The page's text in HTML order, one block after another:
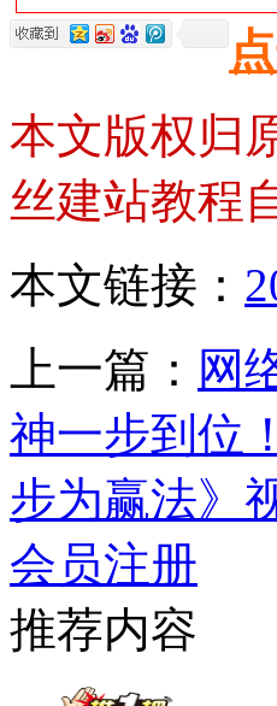
本文版权归
丝建站教程
本文链接：
上一篇： 网
神一步到位！
步为赢法》
会员注册
推荐内容